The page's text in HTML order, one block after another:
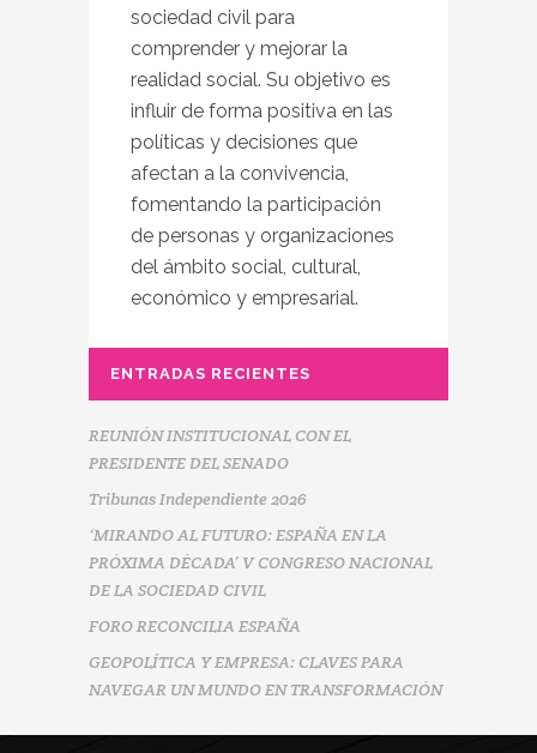
sociedad civil para
comprender y mejorar la
realidad social. Su objetivo es
influir de forma positiva en las
políticas y decisiones que
afectan a la convivencia,
fomentando la participación
de personas y organizaciones
del ámbito social, cultural,
económico y empresarial.
ENTRADAS RECIENTES
REUNIÓN INSTITUCIONAL CON EL
PRESIDENTE DEL SENADO
Tribunas Independiente 2026
‘MIRANDO AL FUTURO: ESPAÑA EN LA
PRÓXIMA DÉCADA’ V CONGRESO NACIONAL
DE LA SOCIEDAD CIVIL
FORO RECONCILIA ESPAÑA
GEOPOLÍTICA Y EMPRESA: CLAVES PARA
NAVEGAR UN MUNDO EN TRANSFORMACIÓN